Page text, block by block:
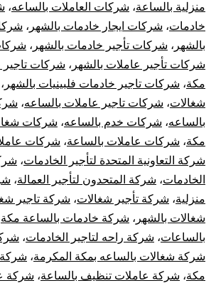
منزلية بالساعة، شركات العاملات بالساعه،
خادمات، شركات ايجار خادمات بالشهر ،
بالشهر ، شركات تأجير خادمات بالشهر ،
شركات تأجير عاملات بالشهر ، شركات تاجير
مكة، شركات تاجير خادمات فلبينيات بالشهر ،
شغالات، شركات تاجير عاملات بالساعه،
بالساعه، شركات خدم بالساعه، شركات
مكة، شركات عاملات بالساعة، شركات
شركة التعاونية المتحدة لتأجير الخادمات،
الخادمات، شركة المتحدون لتأجير العمالة،
منزلية، شركة تأجير شغالات، شركة تاجير
شغالات بالشهر ، شركة خادمات بالساعة مكة
بالساعات، شركة راحه لتاجير الخادمات،
شركة شغالات بالساعه بمكة المكرمة، شركة
مكة، شركة عاملات تنظيف بالساعة، شركة